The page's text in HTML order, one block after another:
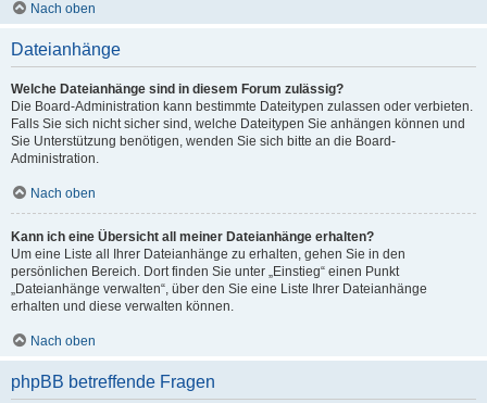
Nach oben
Dateianhänge
Welche Dateianhänge sind in diesem Forum zulässig?
Die Board-Administration kann bestimmte Dateitypen zulassen oder verbieten.
Falls Sie sich nicht sicher sind, welche Dateitypen Sie anhängen können und
Sie Unterstützung benötigen, wenden Sie sich bitte an die Board-
Administration.
Nach oben
Kann ich eine Übersicht all meiner Dateianhänge erhalten?
Um eine Liste all Ihrer Dateianhänge zu erhalten, gehen Sie in den
persönlichen Bereich. Dort finden Sie unter „Einstieg“ einen Punkt
„Dateianhänge verwalten“, über den Sie eine Liste Ihrer Dateianhänge
erhalten und diese verwalten können.
Nach oben
phpBB betreffende Fragen